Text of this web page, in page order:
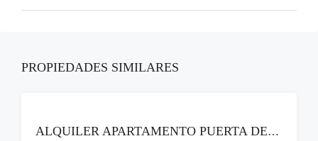
PROPIEDADES SIMILARES
ALQUILER APARTAMENTO PUERTA DEL ALMA ZONA MULTIPLAZA ANTIGUO CUSCATLAN